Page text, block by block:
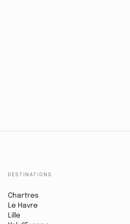
DESTINATIONS
Chartres
Le Havre
Lille